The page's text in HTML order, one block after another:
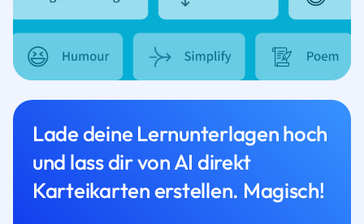
Lade deine Lernunterlagen hoch
und lass dir von AI direkt
Karteikarten erstellen. Magisch!